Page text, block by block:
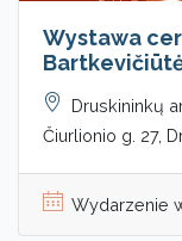
Wystawa
Druskininkų
Čiurlionio g. 27,
Wydarzenie